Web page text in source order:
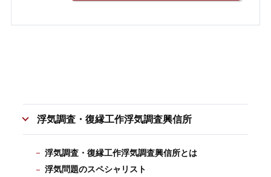
浮気調査・復縁工作浮気調査興信所
浮気調査・復縁工作浮気調査興信所とは
浮気問題のスペシャリスト